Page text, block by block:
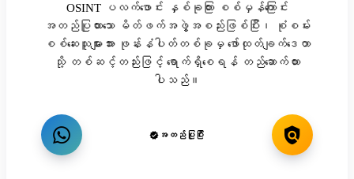
OSINT ပလက်ဖောင်း နှစ်ခုကြား စစ်မှန်ကြောင်း
အတည်ပြုထားသော မိတ်ဖက်အဖွဲ့အစည်းဖြစ်ပြီး၊ စုံစမ်း
စစ်ဆေးသူများအား ဖုန်းနံပါတ်တစ်ခုမှ ဖော်ထုတ်ချက်ဒေတာ
သို့ တစ်ဆင့်တည်းဖြင့် ရောက်ရှိစေရန် တည်ဆောက်ထား
ပါသည်။
အတည်ပြုပြီး